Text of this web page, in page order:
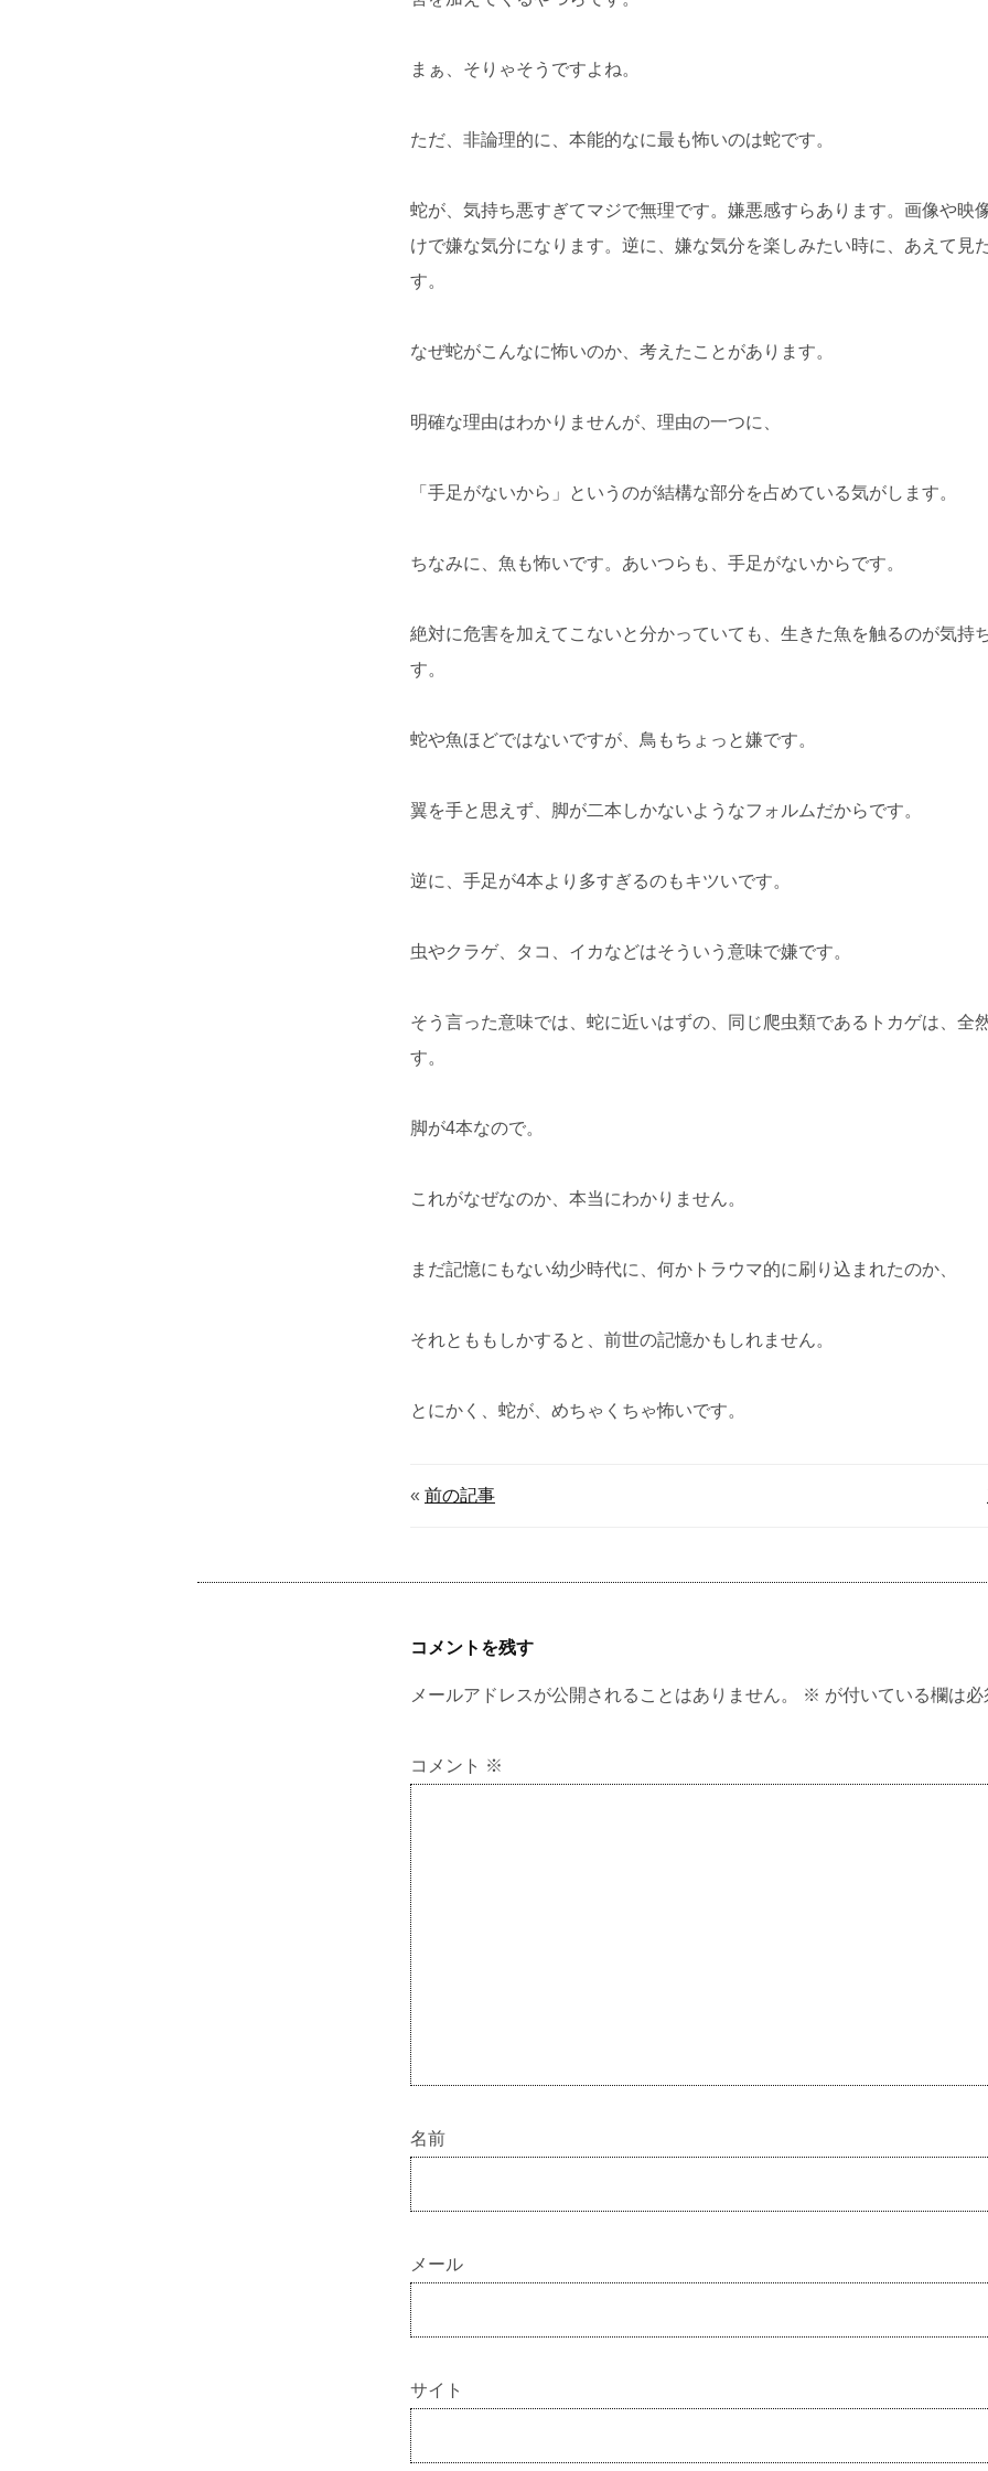
まぁ、そりゃそうですよね。
ただ、非論理的に、本能的なに最も怖いのは蛇です。
蛇が、気持ち悪すぎてマジで無理です。嫌悪感すらあります。画像や映
けで嫌な気分になります。逆に、嫌な気分を楽しみたい時に、あえて見
す。
なぜ蛇がこんなに怖いのか、考えたことがあります。
明確な理由はわかりませんが、理由の一つに、
「手足がないから」というのが結構な部分を占めている気がします。
ちなみに、魚も怖いです。あいつらも、手足がないからです。
絶対に危害を加えてこないと分かっていても、生きた魚を触るのが気持
す。
蛇や魚ほどではないですが、鳥もちょっと嫌です。
翼を手と思えず、脚が二本しかないようなフォルムだからです。
逆に、手足が4本より多すぎるのもキツいです。
虫やクラゲ、タコ、イカなどはそういう意味で嫌です。
そう言った意味では、蛇に近いはずの、同じ爬虫類であるトカゲは、全
す。
脚が4本なので。
これがなぜなのか、本当にわかりません。
まだ記憶にもない幼少時代に、何かトラウマ的に刷り込まれたのか、
それとももしかすると、前世の記憶かもしれません。
とにかく、蛇が、めちゃくちゃ怖いです。
« 前の記事
コメントを残す
メールアドレスが公開されることはありません。 ※ が付いている欄は
コメント ※
名前
メール
サイト